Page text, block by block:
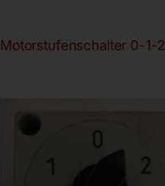
Motorstufenschalter 0-1-2